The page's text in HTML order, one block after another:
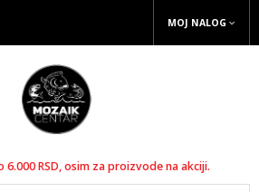
MOJ NALOG
RSD, osim za proizvode na akciji.